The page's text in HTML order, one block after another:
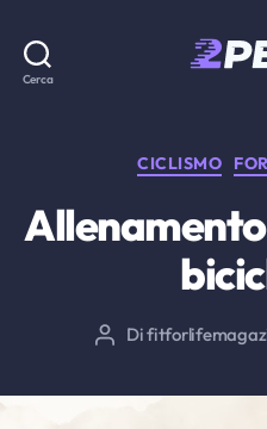
Cerca
CICLISMO
Autore
Di